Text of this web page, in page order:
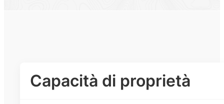
Capacità di proprietà